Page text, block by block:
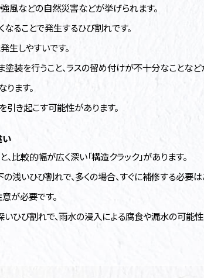
風などの自然災害などが挙げられます。
ることで発生するひび割れです。
しやすいです。
装を行うこと、ラスの留め付けが不十分なことなど
ます。
き起こす可能性があります。
い
比較的幅が広く深い「構造クラック」があります。
いひび割れで、多くの場合、すぐに補修する必要は
が必要です。
ひび割れで、雨水の浸入による腐食や漏水の可能